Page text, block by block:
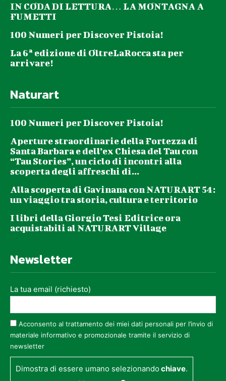
IN CODA DI LETTURA… LA MONTAGNA A
FUMETTI
100 Numeri per Discover Pistoia!
La 6ª edizione di OltreLaRocca sta per
arrivare!
Naturart
100 Numeri per Discover Pistoia!
Aperture straordinarie della Fortezza di
Santa Barbara e dell’ex Chiesa del Tau con
“Tau Stories”, un ciclo di incontri alla
scoperta degli affreschi di...
Alla scoperta di Gavinana con NATURART 54:
un viaggio tra storia, cultura e territorio
I libri della Giorgio Tesi Editrice ora
acquistabili al NATURART Village
Newsletter
La tua email (richiesto)
Acconsento al trattamento dei miei dati personali per l’invio di
materiale informativo e promozionale tramite il servizio di
newsletter
Dimostra di essere umano selezionandochiave.